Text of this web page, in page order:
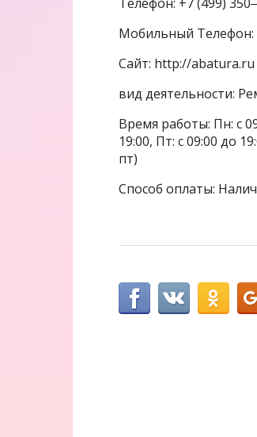
Мобильный Телефон:
Сайт: http://abatura.ru
вид деятельности:
Время работы: Пн: с
19:00, Пт: с 09:00 до
пт)
Способ оплаты: